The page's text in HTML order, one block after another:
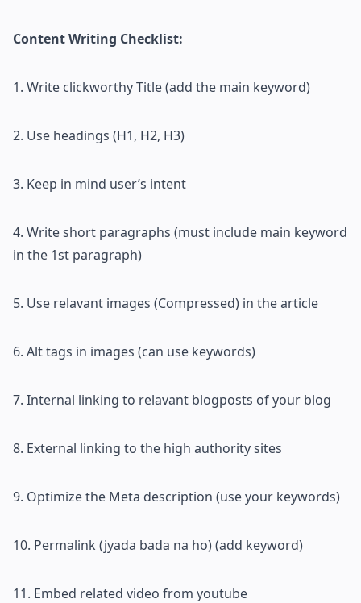
Content Writing Checklist:
1. Write clickworthy Title (add the main keyword)
2. Use headings (H1, H2, H3)
3. Keep in mind user’s intent
4. Write short paragraphs (must include main keyword
in the 1st paragraph)
5. Use relavant images (Compressed) in the article
6. Alt tags in images (can use keywords)
7. Internal linking to relavant blogposts of your blog
8. External linking to the high authority sites
9. Optimize the Meta description (use your keywords)
10. Permalink (jyada bada na ho) (add keyword)
11. Embed related video from youtube